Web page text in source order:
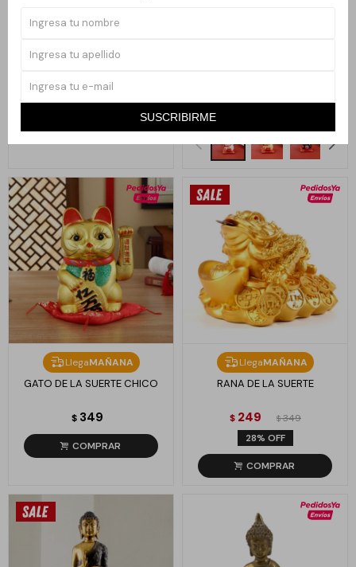
SUSCRIBIRME
LlegaMAÑANA
BUDA CELESTE CHICO
$ 390
LlegaMAÑANA
GATO DE LA SUERTE CHICO
$ 349
LlegaMAÑANA
RANA DE LA SUERTE
$ 249 $ 349
28